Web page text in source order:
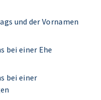
und der Vornamen
bei einer Ehe
bei einer